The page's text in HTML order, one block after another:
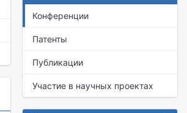
Конференции
Патенты
Публикации
Участие в научных проектах